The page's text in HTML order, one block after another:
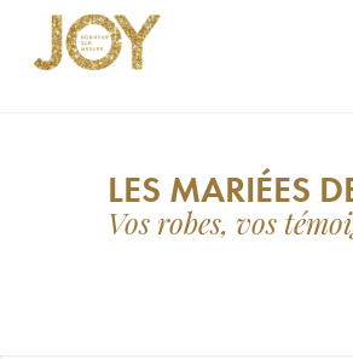
LES MARIÉES
Vos robes, vos